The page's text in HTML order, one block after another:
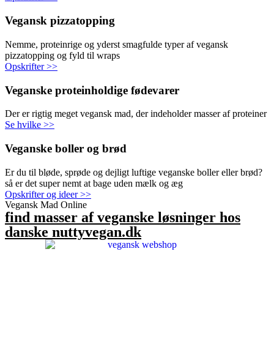
Vegansk pizzatopping
Nemme, proteinrige og yderst smagfulde typer af vegansk
pizzatopping og fyld til wraps
Opskrifter >>
Veganske proteinholdige fødevarer
Der er rigtig meget vegansk mad, der indeholder masser af proteiner
Se hvilke >>
Veganske boller og brød
Er du til bløde, sprøde og dejligt luftige veganske boller eller brød?
så er det super nemt at bage uden mælk og æg
Opskrifter og ideer >>
Vegansk Mad Online
find masser af veganske løsninger hos
danske nuttyvegan.dk